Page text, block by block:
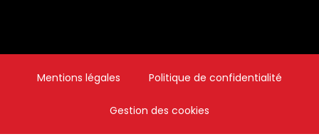
Mentions légales Politique de confidentialité
Gestion des cookies